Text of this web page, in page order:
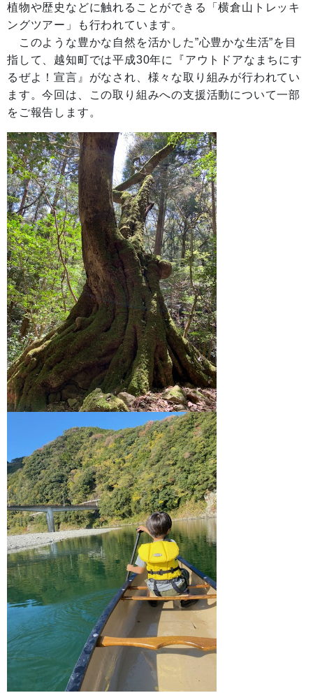
植物や歴史などに触れることができる「横倉山トレッキ
ングツアー」も行われています。
このような豊かな自然を活かした”心豊かな生活”を目
指して、越知町では平成30年に『アウトドアなまちにす
るぜよ！宣言』がなされ、様々な取り組みが行われてい
ます。今回は、この取り組みへの支援活動について一部
をご報告します。